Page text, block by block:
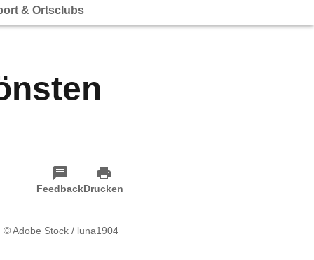
& Ortsclubs
FeedbackDrucken
© Adobe Stock / luna1904